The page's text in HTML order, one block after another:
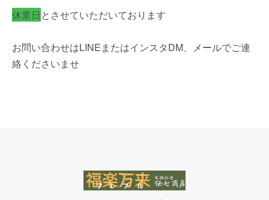
休業日 とさせていただいております
お問い合わせはLINEまたはインスタDM、メールでご連
絡くださいませ